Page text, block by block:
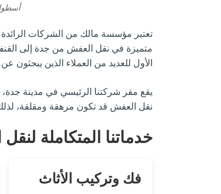
تعتبر مؤسسة مالك من الشركات
متميزة في نقل العفش من جدة إلى
الأول للعديد من العملاء الذين
يقع مقر شركتنا الرئيسي في مدينة جدة،
نقل العفش قد تكون مرهقة ومقلقة،
خدماتنا المتكاملة
فك وتركيب الأثاث